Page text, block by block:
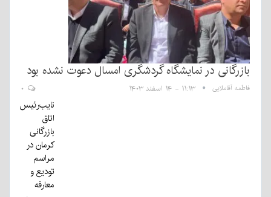
بازرگانی در نمایشگاه گردشگری امسال دعوت نشده بود
فاطمه آقاملایی ۱۱:۱۳ - ۱۴ اسفند ۱۴۰۳
نایب‌رئیس
اتاق
بازرگانی
کرمان در
مراسم
تودیع و
معارفه